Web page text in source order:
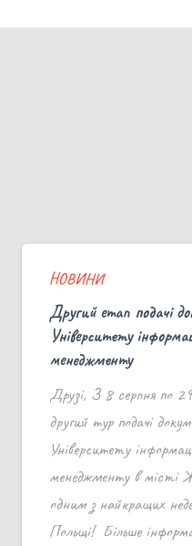
НОВИНИ
Другий етап подачі
Університету
менеджменту
Друзі, З 8 серпня по
другий тур подачі
Університету
менеджменту в
одним з найкращих
Польщі! Більше